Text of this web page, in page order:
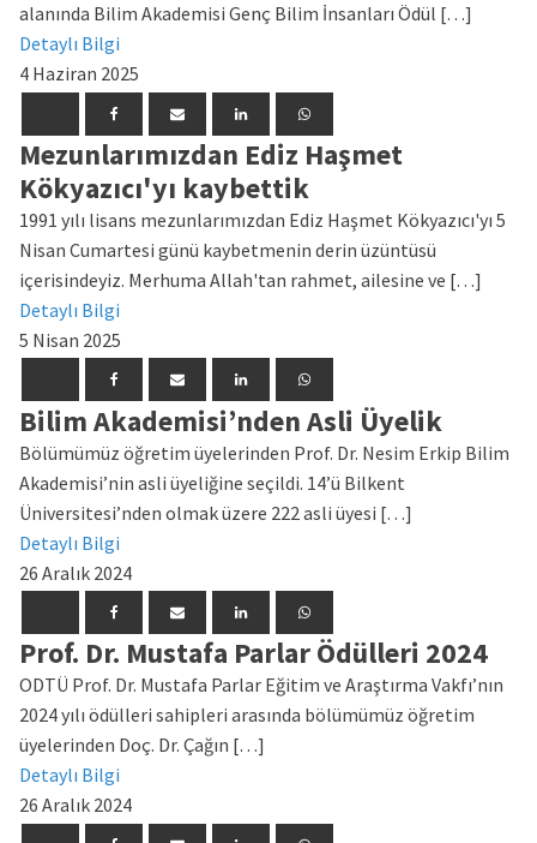
alanında Bilim Akademisi Genç Bilim İnsanları Ödül […]
Detaylı Bilgi
4 Haziran 2025
Mezunlarımızdan Ediz Haşmet
Kökyazıcı'yı kaybettik
1991 yılı lisans mezunlarımızdan Ediz Haşmet Kökyazıcı'yı 5
Nisan Cumartesi günü kaybetmenin derin üzüntüsü
içerisindeyiz. Merhuma Allah'tan rahmet, ailesine ve […]
Detaylı Bilgi
5 Nisan 2025
Bilim Akademisi’nden Asli Üyelik
Bölümümüz öğretim üyelerinden Prof. Dr. Nesim Erkip Bilim
Akademisi’nin asli üyeliğine seçildi. 14’ü Bilkent
Üniversitesi’nden olmak üzere 222 asli üyesi […]
Detaylı Bilgi
26 Aralık 2024
Prof. Dr. Mustafa Parlar Ödülleri 2024
ODTÜ Prof. Dr. Mustafa Parlar Eğitim ve Araştırma Vakfı’nın
2024 yılı ödülleri sahipleri arasında bölümümüz öğretim
üyelerinden Doç. Dr. Çağın […]
Detaylı Bilgi
26 Aralık 2024